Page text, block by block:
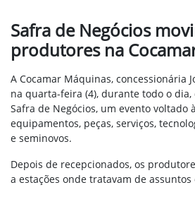
Safra de Negócios
produtores na
A Cocamar Máquinas, concessionária
na quarta-feira (4), durante todo o dia,
Safra de Negócios, um evento voltado
equipamentos, peças, serviços,
e seminovos.
Depois de recepcionados, os
a estações onde tratavam de assuntos